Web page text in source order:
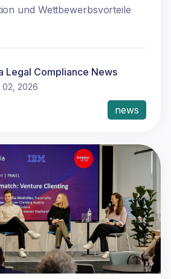
und Wettbewerbsvorteile
Legal Compliance News
02, 2026
news